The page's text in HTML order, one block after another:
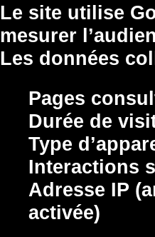
Le site utilise
mesurer
Les données
Pages
Durée de
Type
Interactions
Adresse IP
activée)